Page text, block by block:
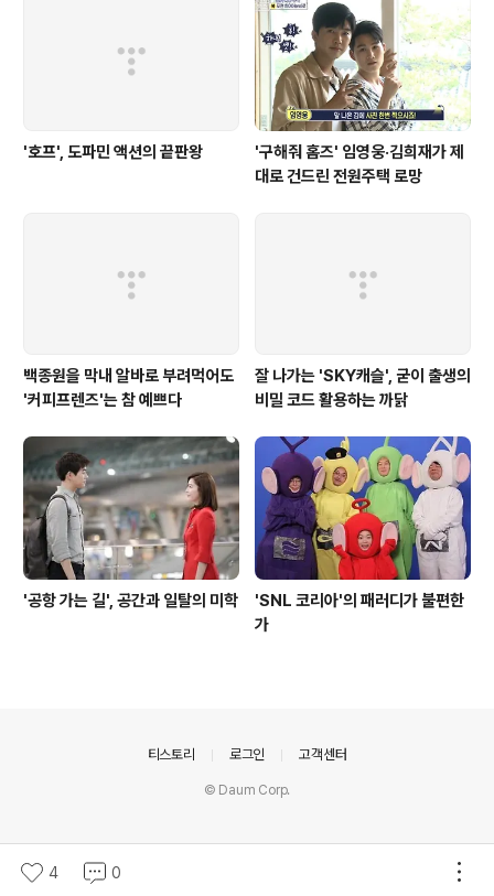
'호프', 도파민 액션의 끝판왕
'구해줘 홈즈' 임영웅·김희재가 제
대로 건드린 전원주택 로망
백종원을 막내 알바로 부려먹어도
'커피프렌즈'는 참 예쁘다
잘 나가는 'SKY캐슬', 굳이 출생의
비밀 코드 활용하는 까닭
'공항 가는 길', 공간과 일탈의 미학
'SNL 코리아'의 패러디가 불편한
가
4 0
티스토리 로그인 고객센터
© Daum Corp.